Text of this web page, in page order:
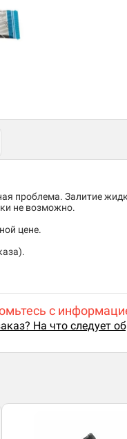
проблема. Залитие
не возможно.
цене.
с
На что следует